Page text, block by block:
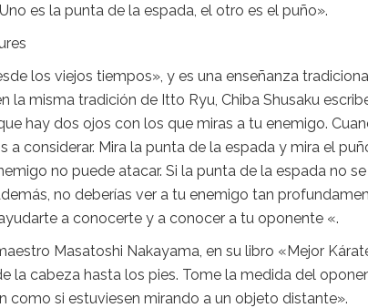
es la punta de la espada, el otro es el puño».
los viejos tiempos», y es una enseñanza
la misma tradición de Itto Ryu, Chiba Shusaku
hay dos ojos con los que miras a tu enemigo.
considerar. Mira la punta de la espada y mira el
no puede atacar. Si la punta de la espada no se
no deberías ver a tu enemigo tan
a conocerte y a conocer a tu oponente «.
Masatoshi Nakayama, en su libro «Mejor
la cabeza hasta los pies. Tome la medida del
como si estuviesen mirando a un objeto distante».